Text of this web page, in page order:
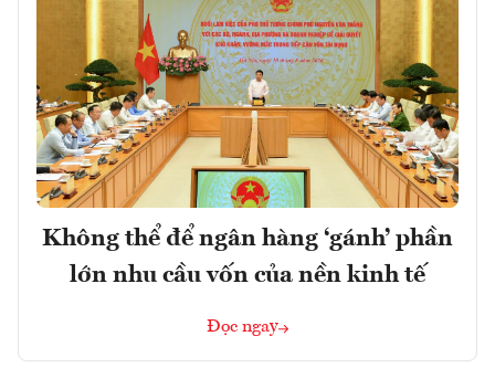
Không thể để ngân hàng ‘gánh’ phần
lớn nhu cầu vốn của nền kinh tế
Đọc ngay